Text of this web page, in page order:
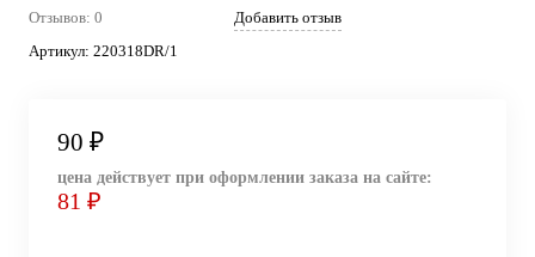
Отзывов: 0
Добавить отзыв
Артикул: 220318DR/1
90 ₽
цена действует при оформлении заказа на сайте:
81 ₽